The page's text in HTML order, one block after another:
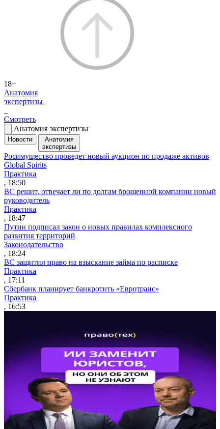
18+
Анатомия
экспертизы
Смотреть
Анатомия экспертизы
Новости
Анатомия
экспертизы
Росимущество проведет новый аукцион по продаже активов
Global Spirits
Практика
, 18:50
ВС решит, отвечает ли по долгам брошенной компании новый
руководитель
Практика
, 18:47
Путин подписал закон о новых правилах комплексного
развития территорий
Законодательство
, 18:24
ВС защитил право на взыскание займа по расписке
Практика
, 17:11
Сбербанк планирует банкротить «Евротранс»
Практика
, 16:53